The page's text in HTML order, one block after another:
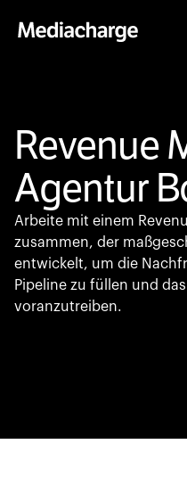
Revenue
Agentur
Arbeite mit einem
zusammen, der
entwickelt, um die
Pipeline zu füllen und
voranzutreiben.